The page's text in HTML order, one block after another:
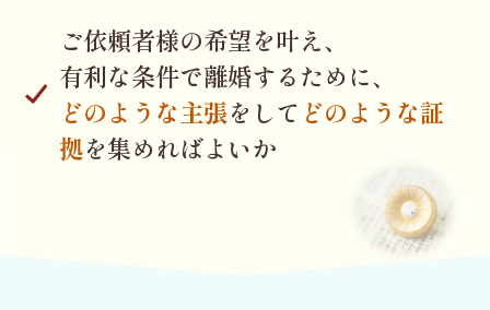
ご依頼者様の希望を叶え、
有利な条件で離婚するために、
どのような主張をして どのような証
拠を集めればよいか